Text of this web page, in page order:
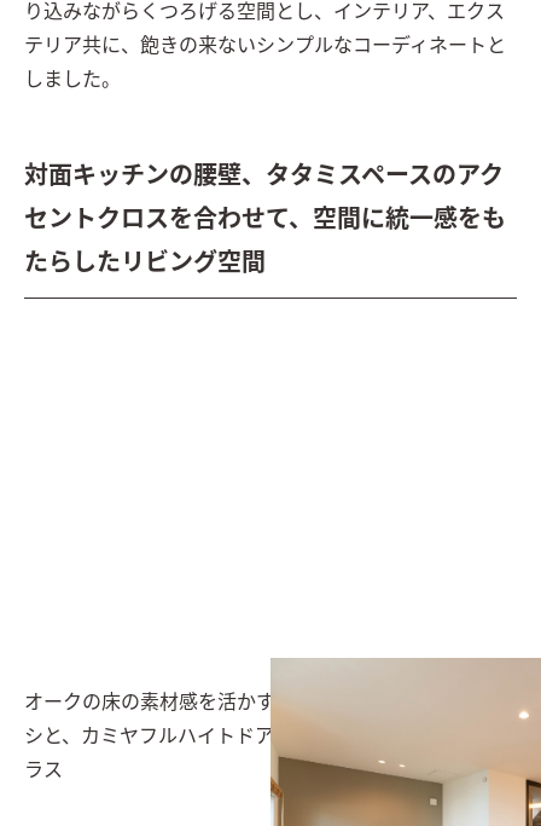
り込みながらくつろげる空間とし、インテリア、エクス
テリア共に、飽きの来ないシンプルなコーディネートと
しました。
対面キッチンの腰壁、タタミスペースのアク
セントクロスを合わせて、空間に統一感をも
たらしたリビング空間
オークの床の素材感を活かす、ブラックフレームのサッ
シと、カミヤフルハイトドアは前面ガラスで抜け感をプ
ラス